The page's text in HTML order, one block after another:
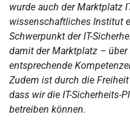
wurde auch der Marktplatz
wissenschaftliches Institut
Schwerpunkt der IT-
damit der Marktplatz –
entsprechende
Zudem ist durch die
dass wir die IT-Sicherheits-
betreiben können.